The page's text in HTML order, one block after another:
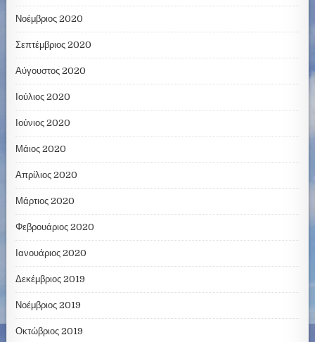
Νοέμβριος 2020
Σεπτέμβριος 2020
Αύγουστος 2020
Ιούλιος 2020
Ιούνιος 2020
Μάιος 2020
Απρίλιος 2020
Μάρτιος 2020
Φεβρουάριος 2020
Ιανουάριος 2020
Δεκέμβριος 2019
Νοέμβριος 2019
Οκτώβριος 2019